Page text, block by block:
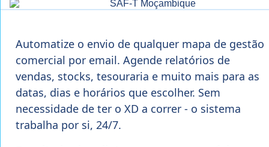
Automatize o envio de qualquer mapa de gestão
comercial por email. Agende relatórios de
vendas, stocks, tesouraria e muito mais para as
datas, dias e horários que escolher. Sem
necessidade de ter o XD a correr - o sistema
trabalha por si, 24/7.